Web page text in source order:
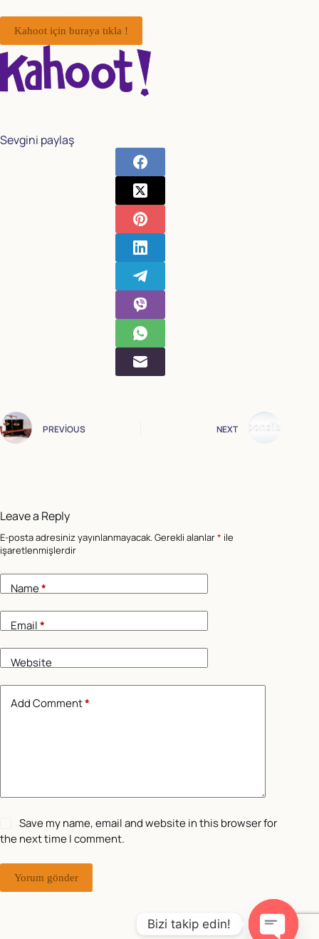
Kahoot için buraya tıkla !
Sevgini paylaş
PREVIOUS NEXT
Leave a Reply
E-posta adresiniz yayınlanmayacak.Gerekli alanlar* ile
işaretlenmişlerdir
Name*
Email*
Website
Add Comment*
Save my name, email and website in this browser for
the next time I comment.
Yorum gönder
Bizi takip edin!